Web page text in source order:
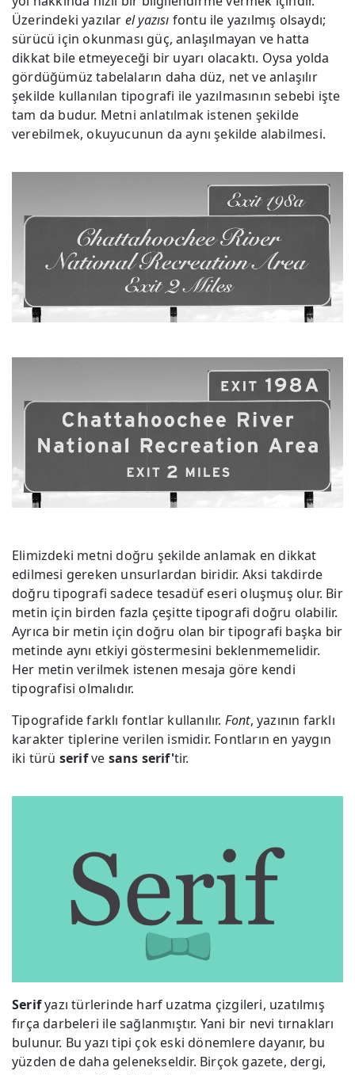
Üzerindeki yazılar el yazısı fontu ile yazılmış olsaydı;
sürücü için okunması güç, anlaşılmayan ve hatta
dikkat bile etmeyeceği bir uyarı olacaktı. Oysa yolda
gördüğümüz tabelaların daha düz, net ve anlaşılır
şekilde kullanılan tipografi ile yazılmasının sebebi işte
tam da budur. Metni anlatılmak istenen şekilde
verebilmek, okuyucunun da aynı şekilde alabilmesi.
Elimizdeki metni doğru şekilde anlamak en dikkat
edilmesi gereken unsurlardan biridir. Aksi takdirde
doğru tipografi sadece tesadüf eseri oluşmuş olur. Bir
metin için birden fazla çeşitte tipografi doğru olabilir.
Ayrıca bir metin için doğru olan bir tipografi başka bir
metinde aynı etkiyi göstermesini beklenmemelidir.
Her metin verilmek istenen mesaja göre kendi
tipografisi olmalıdır.
Tipografide farklı fontlar kullanılır. Font, yazının farklı
karakter tiplerine verilen ismidir. Fontların en yaygın
iki türü serifve sans serif'tir.
Serifyazı türlerinde harf uzatma çizgileri, uzatılmış
fırça darbeleri ile sağlanmıştır. Yani bir nevi tırnakları
bulunur. Bu yazı tipi çok eski dönemlere dayanır, bu
yüzden de daha gelenekseldir. Birçok gazete, dergi,